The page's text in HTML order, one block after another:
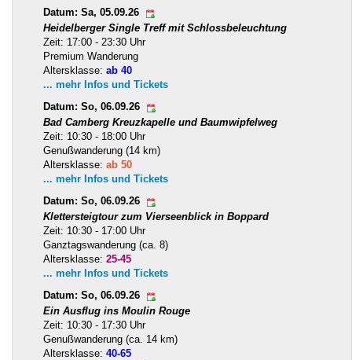
Datum: Sa, 05.09.26
Heidelberger Single Treff mit Schlossbeleuchtung
Zeit: 17:00 - 23:30 Uhr
Premium Wanderung
Altersklasse: ab 40
... mehr Infos und Tickets
Datum: So, 06.09.26
Bad Camberg Kreuzkapelle und Baumwipfelweg
Zeit: 10:30 - 18:00 Uhr
Genußwanderung (14 km)
Altersklasse: ab 50
... mehr Infos und Tickets
Datum: So, 06.09.26
Klettersteigtour zum Vierseenblick in Boppard
Zeit: 10:30 - 17:00 Uhr
Ganztagswanderung (ca. 8)
Altersklasse: 25-45
... mehr Infos und Tickets
Datum: So, 06.09.26
Ein Ausflug ins Moulin Rouge
Zeit: 10:30 - 17:30 Uhr
Genußwanderung (ca. 14 km)
Altersklasse: 40-65